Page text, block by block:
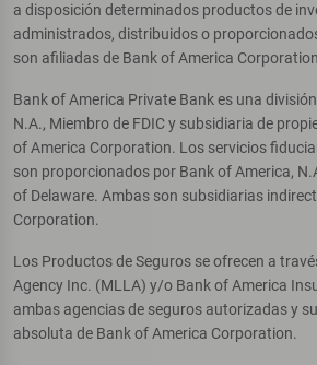
a disposición determinados productos de
administrados, distribuidos o
son afiliadas de Bank of America
Bank of America Private Bank es una
N.A., Miembro de FDIC y subsidiaria de
of America Corporation. Los servicios
son proporcionados por Bank of America,
of Delaware. Ambas son subsidiarias
Corporation.
Los Productos de Seguros se ofrecen a
Agency Inc. (MLLA) y/o Bank of America
ambas agencias de seguros autorizadas y
absoluta de Bank of America Corporation.